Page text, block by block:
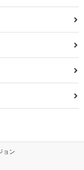
ョン